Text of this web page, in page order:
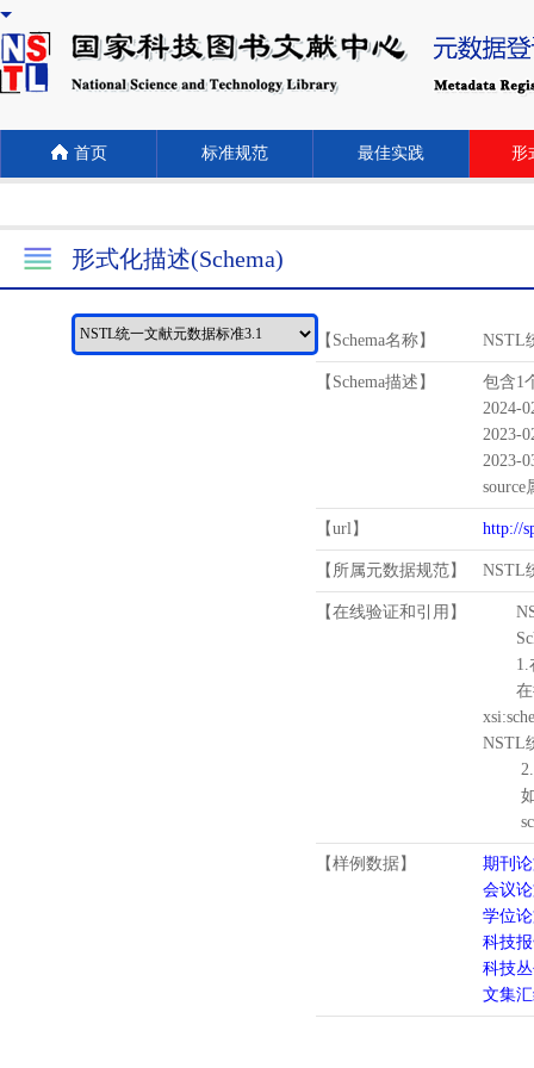
首页 标准规范 最佳实践 形
形式化描述(Schema)
【Schema名称】 NSTL
【Schema描述】
包含1
2024-
2023-
2023-
source
【url】 http://
【所属元数据规范】 NSTL
【在线验证和引用】
1.
在待
NSTL
2.
如需
【样例数据】
期刊
会议
学位
科技
科技
文集